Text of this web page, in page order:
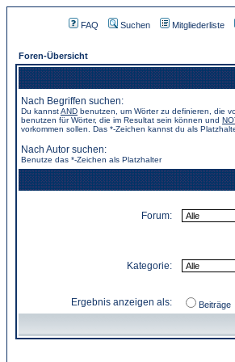
FAQ Suchen Mitgliederliste
Foren-Übersicht
Nach Begriffen suchen:
Du kannstAND benutzen, um Wörter zu definieren, die
benutzen für Wörter, die im Resultat sein können und
vorkommen sollen. Das *-Zeichen kannst du als
Nach Autor suchen:
Benutze das *-Zeichen als Platzhalter
Forum:
Kategorie:
Ergebnis anzeigen als: Beiträge